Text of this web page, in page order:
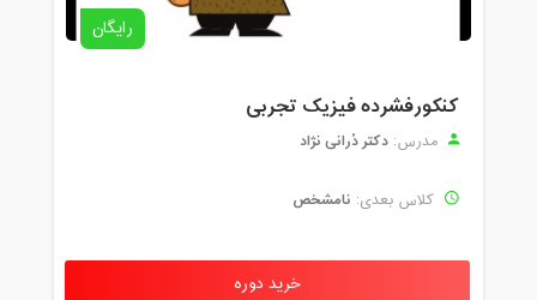
رایگان
کنکورفشرده فیزیک تجربی
مدرس: دکتر دُرانی نژاد
کلاس بعدی: نامشخص
خرید دوره